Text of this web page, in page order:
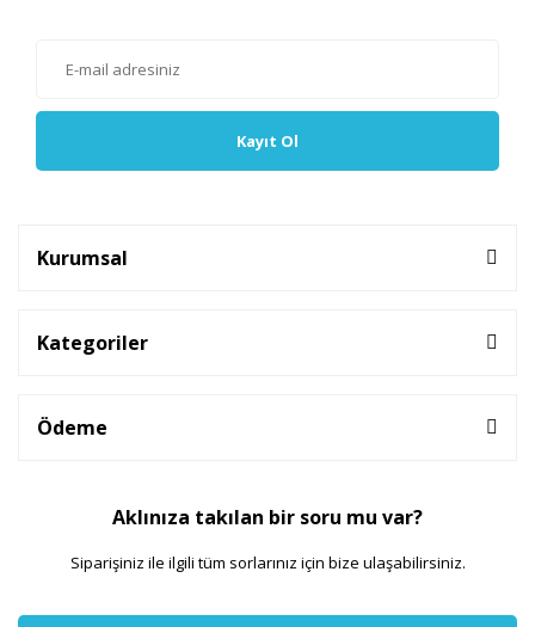
Kayıt Ol
Kurumsal
Kategoriler
Ödeme
Aklınıza takılan bir soru mu var?
Siparişiniz ile ilgili tüm sorlarınız için bize ulaşabilirsiniz.